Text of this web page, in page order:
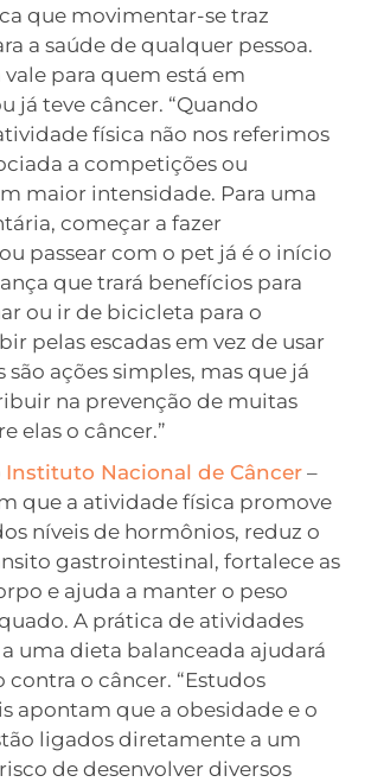
que movimentar-se traz
a saúde de qualquer pessoa.
para quem está em
já teve câncer. “Quando
física não nos referimos
a competições ou
maior intensidade. Para uma
começar a fazer
passear com o pet já é o início
que trará benefícios para
ou ir de bicicleta para o
pelas escadas em vez de usar
são ações simples, mas que já
na prevenção de muitas
elas o câncer.”
Instituto Nacional de Câncer –
que a atividade física promove
níveis de hormônios, reduz o
gastrointestinal, fortalece as
e ajuda a manter o peso
A prática de atividades
uma dieta balanceada ajudará
contra o câncer. “Estudos
apontam que a obesidade e o
ligados diretamente a um
de desenvolver diversos